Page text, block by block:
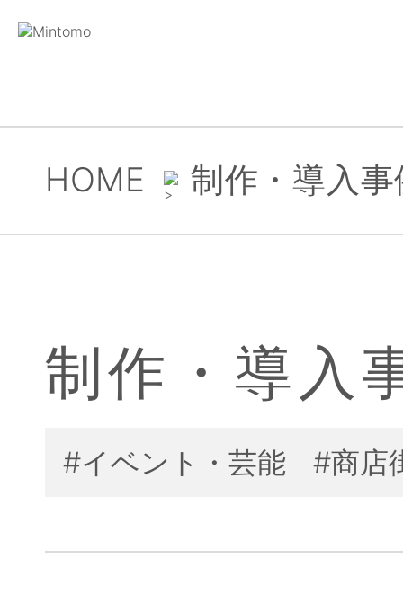
HOME 制作・導入事
制作・導入
#イベント・芸能 #商店